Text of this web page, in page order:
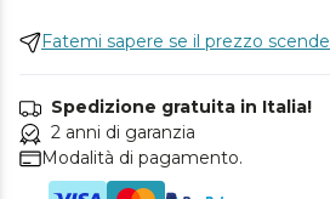
Fatemi sapere se il prezzo scende
Spedizione gratuita in Italia!
2 anni di garanzia
Modalità di pagamento.